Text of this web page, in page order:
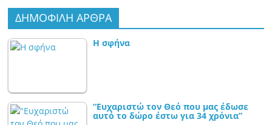
ΔΗΜΟΦΙΛΗ ΑΡΘΡΑ
Η σφήνα
“Ευχαριστώ τον Θεό που μας έδωσε
αυτό το δώρο έστω για 34 χρόνια”